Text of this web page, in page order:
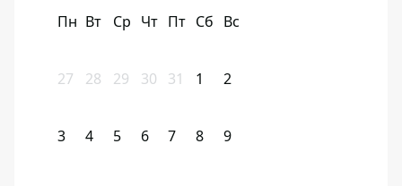
Пн Вт Ср Чт Пт Сб Вс
27 28 29 30 31 1 2
3 4 5 6 7 8 9